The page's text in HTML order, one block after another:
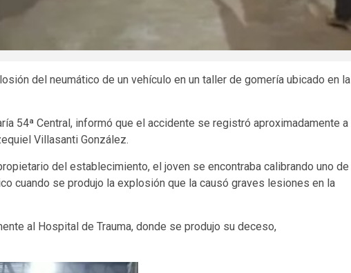
del neumático de un vehículo en un taller de gomería ubicado en la
54ª Central, informó que el accidente se registró aproximadamente a
Villasanti González.
del establecimiento, el joven se encontraba calibrando uno de
cuando se produjo la explosión que la causó graves lesiones en la
al Hospital de Trauma, donde se produjo su deceso,